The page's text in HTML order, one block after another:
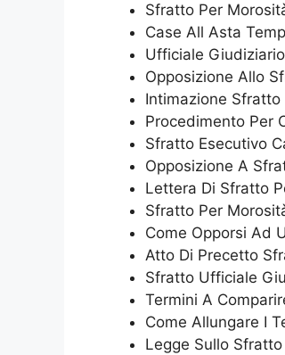
Sfratto Per
Case All Asta
Ufficiale
Opposizione Allo
Intimazione Sfratto
Procedimento Per
Sfratto Esecutivo
Opposizione A
Lettera Di Sfratto
Sfratto Per
Come Opporsi Ad
Atto Di Precetto
Sfratto Ufficiale
Termini A
Come Allungare I
Legge Sullo